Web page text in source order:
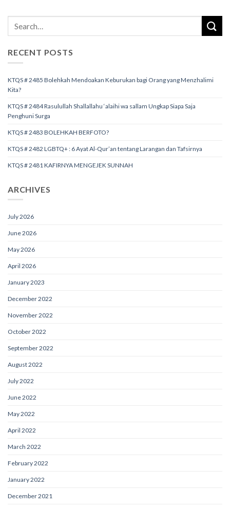
RECENT POSTS
KTQS # 2485 Bolehkah Mendoakan Keburukan bagi Orang yang Menzhalimi
Kita?
KTQS # 2484 Rasulullah Shallallahu ‘alaihi wa sallam Ungkap Siapa Saja
Penghuni Surga
KTQS # 2483 BOLEHKAH BERFOTO?
KTQS # 2482 LGBTQ+ : 6 Ayat Al-Qur’an tentang Larangan dan Tafsirnya
KTQS # 2481 KAFIRNYA MENGEJEK SUNNAH
ARCHIVES
July 2026
June 2026
May 2026
April 2026
January 2023
December 2022
November 2022
October 2022
September 2022
August 2022
July 2022
June 2022
May 2022
April 2022
March 2022
February 2022
January 2022
December 2021